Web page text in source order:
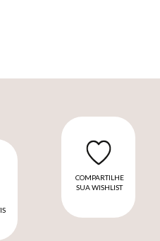
COMPARTILHE
SUA WISHLIST